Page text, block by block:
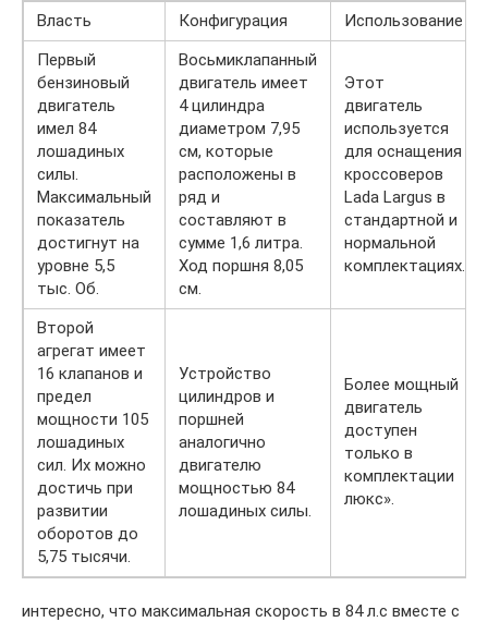
Власть Конфигурация
Использование
Первый
бензиновый
двигатель
имел 84
лошадиных
силы.
Максимальный
показатель
достигнут на
уровне 5,5
тыс. Об.
Восьмиклапанный
двигатель имеет
4 цилиндра
диаметром 7,95
см, которые
расположены в
ряд и
составляют в
сумме 1,6 литра.
Ход поршня 8,05
см.
Этот
двигатель
используется
для оснащения
кроссоверов
Lada Largus в
стандартной и
нормальной
комплектациях.
Второй
агрегат имеет
16 клапанов и
предел
мощности 105
лошадиных
сил. Их можно
достичь при
развитии
оборотов до
5,75 тысячи.
Устройство
цилиндров и
поршней
аналогично
двигателю
мощностью 84
лошадиных силы.
Более мощный
двигатель
доступен
только в
комплектации
люкс».
интересно, что максимальная скорость в 84 л.с вместе с